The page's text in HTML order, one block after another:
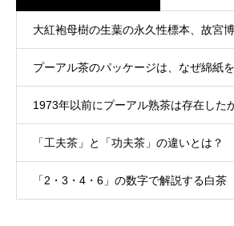
大紅袍母樹の生葉の永久性標本、故宮
プーアル茶のパッケージは、なぜ綿紙
1973年以前にプーアル熟茶は存在した
「工夫茶」と「功夫茶」の違いとは？
「2・3・4・6」の数字で解説する白茶